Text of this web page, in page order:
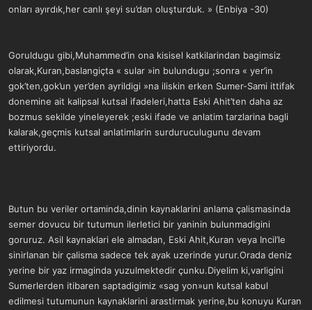
onları ayırdık,her canlı şeyi su’dan oluşturduk. » (Enbiya -30)
Goruldugu gibi,Muhammed’in ona kisisel katkilarindan bagimsiz
olarak,Kuran,baslangiçta « sular »in bulundugu ;sonra « yer’in
gok’ten,gok’un yer’den ayrildigi »na iliskin erken Sumer-Sami ittifak
donemine ait kalipsal kutsal ifadeleri,hatta Eski Ahit’ten daha az
bozmus sekilde yineleyerek ;eski ifade ve anlatim tarzlarina bagli
kalarak,geçmis kutsal anlatimlarin surduruculugunu devam
ettiriyordu.
Butun bu veriler ortaminda,dinin kaynaklarini anlama çalismasinda
semer dovucu bir tutumun ilerletici bir yaninin bulunmadigini
goruruz. Asil kaynaklari ele almadan, Eski Ahit,Kuran veya Incil’le
sinirlanan bir çalisma sadece tek ayak uzerinde yurur.Orada deniz
yerine bir yaz irmaginda yuzulmektedir çunku.Diyelim ki,varligini
Sumerlerden itibaren saptadigimiz «sag yon»un kutsal kabul
edilmesi tutumunun kaynaklarini arastirmak yerine,bu konuyu Kuran